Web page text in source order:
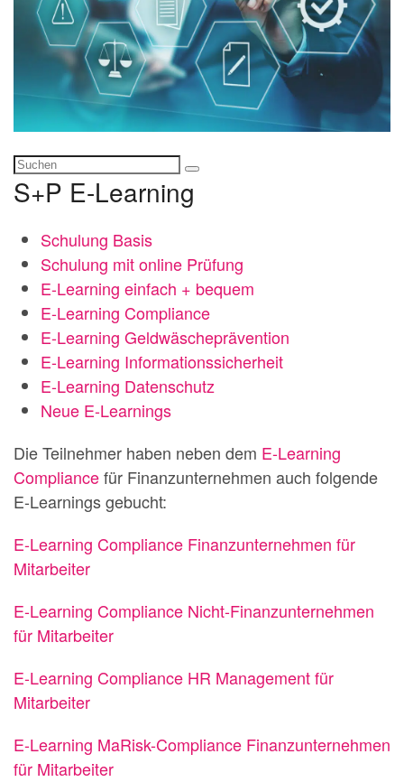
S+P E-Learning
Schulung Basis
Schulung mit online Prüfung
E-Learning einfach + bequem
E-Learning Compliance
E-Learning Geldwäscheprävention
E-Learning Informationssicherheit
E-Learning Datenschutz
Neue E-Learnings
Die Teilnehmer haben neben dem E-Learning
Compliancefür Finanzunternehmen auch folgende
E-Learnings gebucht:
E-Learning Compliance Finanzunternehmen für
Mitarbeiter
E-Learning Compliance Nicht-Finanzunternehmen
für Mitarbeiter
E-Learning Compliance HR Management für
Mitarbeiter
E-Learning MaRisk-Compliance Finanzunternehmen
für Mitarbeiter